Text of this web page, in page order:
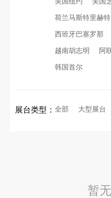
荷兰马斯特里赫特
西班牙巴塞罗那
越南胡志明 阿
韩国首尔
展台类型： 全部 大型展台
暂